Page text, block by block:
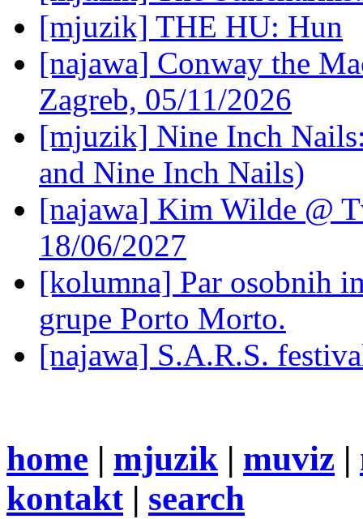
[mjuzik] THE HU: Hun
[najawa] Conway the
Zagreb, 05/11/2026
[mjuzik] Nine Inch
and Nine Inch Nails)
[najawa] Kim Wilde @
18/06/2027
[kolumna] Par osobnih
grupe Porto Morto.
[najawa] S.A.R.S.
home | mjuzik | muviz |
kontakt| search